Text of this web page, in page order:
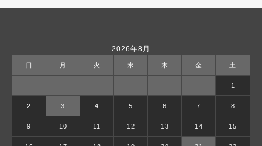
2026年8月
日 月 火 水 木 金 土
1
2 3 4 5 6 7 8
9 10 11 12 13 14 15